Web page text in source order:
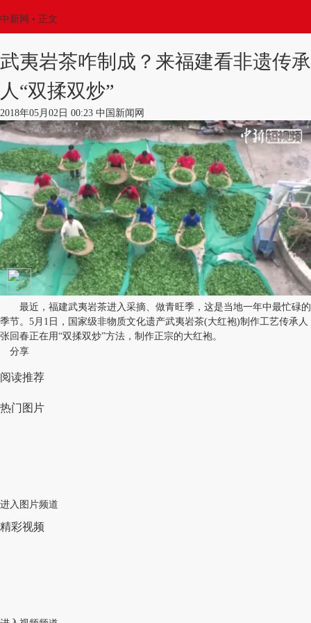
中新网 • 正文
武夷岩茶咋制成？来福建看非遗传承
人“双揉双炒”
2018年05月02日 00:23 中国新闻网
最近，福建武夷岩茶进入采摘、做青旺季，这是当地一年中最忙碌的
季节。5月1日，国家级非物质文化遗产武夷岩茶(大红袍)制作工艺传承人
张回春正在用“双揉双炒”方法，制作正宗的大红袍。
分享
阅读推荐
热门图片
进入图片频道
精彩视频